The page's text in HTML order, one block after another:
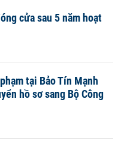
cửa sau 5 năm hoạt
tại Bảo Tín Mạnh
hồ sơ sang Bộ Công